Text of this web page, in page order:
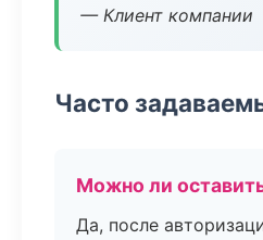
— Клиент компании
Часто
Можно ли
Да, после